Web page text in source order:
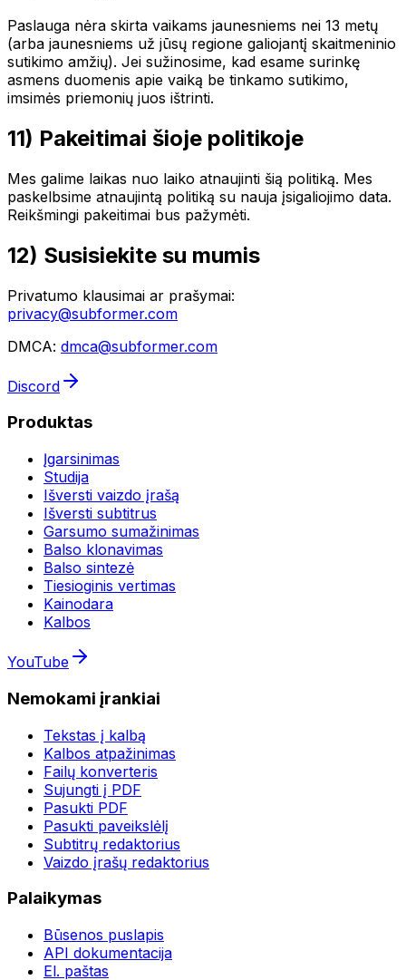
Paslauga nėra skirta vaikams jaunesniems nei 13 metų
(arba jaunesniems už jūsų regione galiojantį skaitmeninio
sutikimo amžių). Jei sužinosime, kad esame surinkę
asmens duomenis apie vaiką be tinkamo sutikimo,
imsimės priemonių juos ištrinti.
11) Pakeitimai šioje politikoje
Mes galime laikas nuo laiko atnaujinti šią politiką. Mes
paskelbsime atnaujintą politiką su nauja įsigaliojimo data.
Reikšmingi pakeitimai bus pažymėti.
12) Susisiekite su mumis
Privatumo klausimai ar prašymai:
privacy@subformer.com
DMCA: dmca@subformer.com
Discord
Produktas
Įgarsinimas
Studija
Išversti vaizdo įrašą
Išversti subtitrus
Garsumo sumažinimas
Balso klonavimas
Balso sintezė
Tiesioginis vertimas
Kainodara
Kalbos
YouTube
Nemokami įrankiai
Tekstas į kalbą
Kalbos atpažinimas
Failų konverteris
Sujungti į PDF
Pasukti PDF
Pasukti paveikslėlį
Subtitrų redaktorius
Vaizdo įrašų redaktorius
Palaikymas
Būsenos puslapis
API dokumentacija
El. paštas